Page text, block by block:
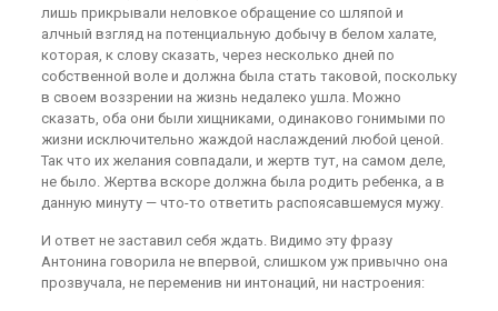
лишь прикрывали неловкое обращение со шляпой и
алчный взгляд на потенциальную добычу в белом халате,
которая, к слову сказать, через несколько дней по
собственной воле и должна была стать таковой, поскольку
в своем воззрении на жизнь недалеко ушла. Можно
сказать, оба они были хищниками, одинаково гонимыми по
жизни исключительно жаждой наслаждений любой ценой.
Так что их желания совпадали, и жертв тут, на самом деле,
не было. Жертва вскоре должна была родить ребенка, а в
данную минуту — что-то ответить распоясавшемуся мужу.
И ответ не заставил себя ждать. Видимо эту фразу
Антонина говорила не впервой, слишком уж привычно она
прозвучала, не переменив ни интонаций, ни настроения: